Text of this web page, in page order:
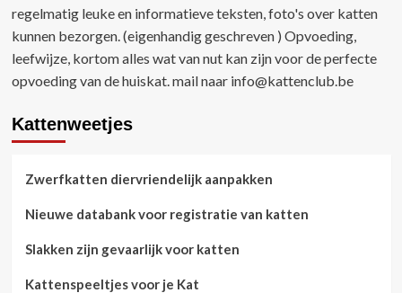
regelmatig leuke en informatieve teksten, foto's over katten
kunnen bezorgen. (eigenhandig geschreven ) Opvoeding,
leefwijze, kortom alles wat van nut kan zijn voor de perfecte
opvoeding van de huiskat. mail naar info@kattenclub.be
Kattenweetjes
Zwerfkatten diervriendelijk aanpakken
Nieuwe databank voor registratie van katten
Slakken zijn gevaarlijk voor katten
Kattenspeeltjes voor je Kat